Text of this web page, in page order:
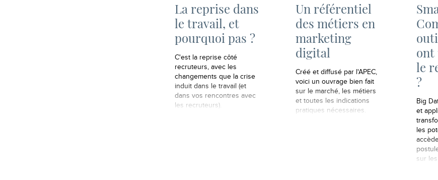
La reprise dans
le travail, et
pourquoi pas ?
C'est la reprise côté
recruteurs, avec les
changements que la crise
induit dans le travail (et
dans vos rencontres avec
les recruteurs).
Un référentiel
des métiers en
marketing
digital
Créé et diffusé par l'APEC,
voici un ouvrage bien fait
sur le marché, les métiers
et toutes les indications
pratiques nécessaires.
ont
le
?
Big
et
les
sur